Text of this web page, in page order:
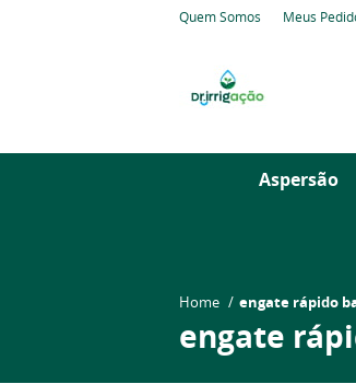
Quem Somos Meus
Aspersão
Home engate rápido
engate